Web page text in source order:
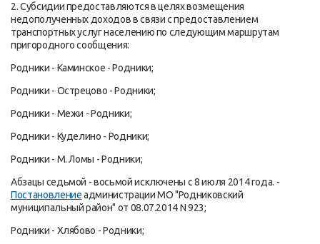
2. Субсидии предоставляются в целях возмещения
недополученных доходов в связи с предоставлением
транспортных услуг населению по следующим маршрутам
пригородного сообщения:
Родники - Каминское - Родники;
Родники - Острецово - Родники;
Родники - Межи - Родники;
Родники - Куделино - Родники;
Родники - М. Ломы - Родники;
Абзацы седьмой - восьмой исключены с 8 июля 2014 года. -
Постановлениеадминистрации МО "Родниковский
муниципальный район" от 08.07.2014 N 923;
Родники - Хлябово - Родники;